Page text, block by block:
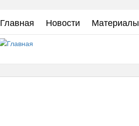
Главная Новости Материалы